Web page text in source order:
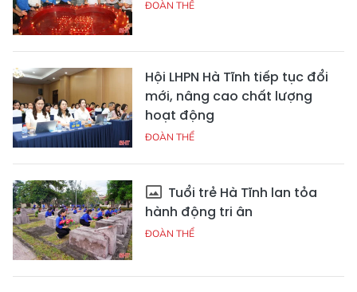
ĐOÀN THỂ
Hội LHPN Hà Tĩnh tiếp tục đổi
mới, nâng cao chất lượng
hoạt động
ĐOÀN THỂ
Tuổi trẻ Hà Tĩnh lan tỏa
hành động tri ân
ĐOÀN THỂ